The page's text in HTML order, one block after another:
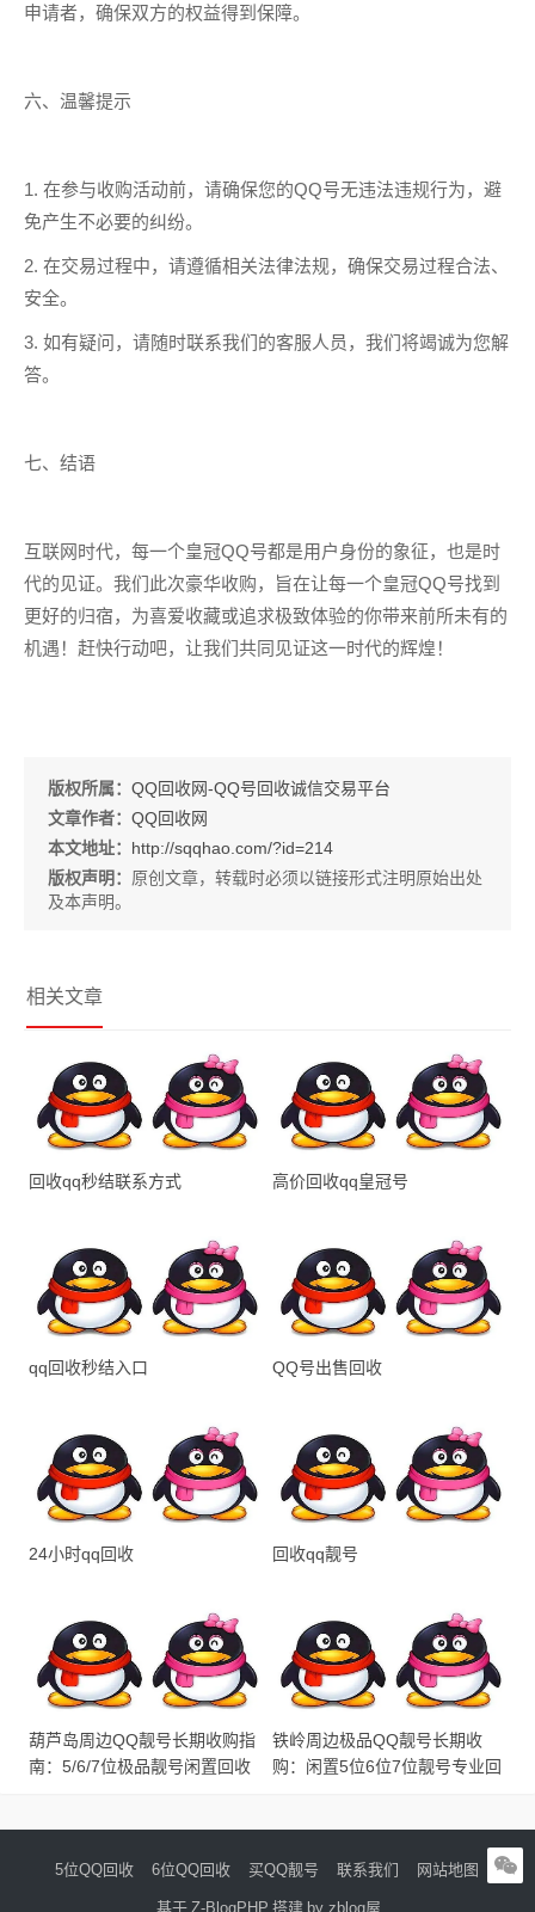
申请者，确保双方的权益得到保障。
六、温馨提示
1. 在参与收购活动前，请确保您的QQ号无违法违规行为，避
免产生不必要的纠纷。
2. 在交易过程中，请遵循相关法律法规，确保交易过程合法、
安全。
3. 如有疑问，请随时联系我们的客服人员，我们将竭诚为您解
答。
七、结语
互联网时代，每一个皇冠QQ号都是用户身份的象征，也是时
代的见证。我们此次豪华收购，旨在让每一个皇冠QQ号找到
更好的归宿，为喜爱收藏或追求极致体验的你带来前所未有的
机遇！赶快行动吧，让我们共同见证这一时代的辉煌！
版权所属： QQ回收网-QQ号回收诚信交易平台
文章作者： QQ回收网
本文地址： http://sqqhao.com/?id=214
版权声明： 原创文章，转载时必须以链接形式注明原始出处
及本声明。
相关文章
回收qq秒结联系方式 高价回收qq皇冠号
qq回收秒结入口 QQ号出售回收
24小时qq回收 回收qq靓号
葫芦岛周边QQ靓号长期收购指
南：5/6/7位极品靓号闲置回收
铁岭周边极品QQ靓号长期收
购：闲置5位6位7位靓号专业回
5位QQ回收 6位QQ回收 买QQ靓号 联系我们 网站地图
基于 Z-BlogPHP 搭建 by zblog屋